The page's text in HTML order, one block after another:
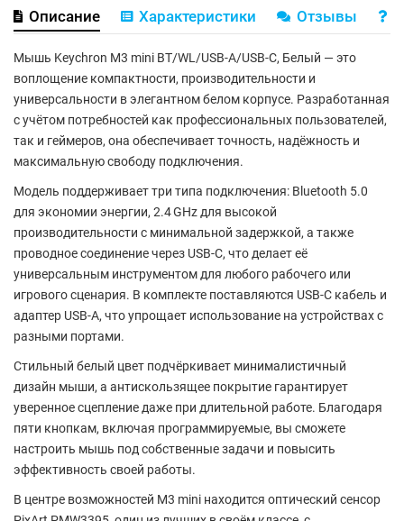
Описание Характеристики Отзывы
Мышь Keychron M3 mini BT/WL/USB-A/USB-C, Белый — это
воплощение компактности, производительности и
универсальности в элегантном белом корпусе. Разработанная
с учётом потребностей как профессиональных пользователей,
так и геймеров, она обеспечивает точность, надёжность и
максимальную свободу подключения.
Модель поддерживаеттри типа подключения: Bluetooth 5.0
для экономии энергии, 2.4 GHz для высокой
производительности с минимальной задержкой, а также
проводное соединение через USB-C, что делает её
универсальным инструментом для любого рабочего или
игрового сценария. В комплекте поставляются USB-C кабель и
адаптер USB-A, что упрощает использование на устройствах с
разными портами.
Стильный белый цвет подчёркивает минималистичный
дизайн мыши, а антискользящее покрытие гарантирует
уверенное сцепление даже при длительной работе. Благодаря
пяти кнопкам, включая программируемые, вы сможете
настроить мышь под собственные задачи и повысить
эффективность своей работы.
В центре возможностей M3 mini находится оптический сенсор